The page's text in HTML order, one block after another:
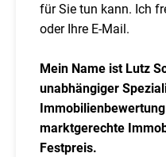
für Sie tun kann. Ich
oder Ihre E-Mail.
Mein Name ist Lutz
unabhängiger
marktgerechte
Festpreis.